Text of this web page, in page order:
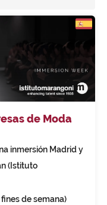
de Moda
inmersión Madrid y
(Istituto
de semana)